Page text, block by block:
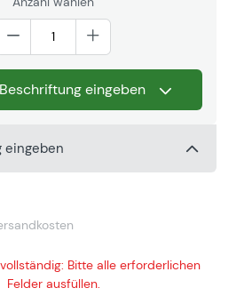
eingeben
eingeben
Bitte alle erforderlichen
Felder ausfüllen.